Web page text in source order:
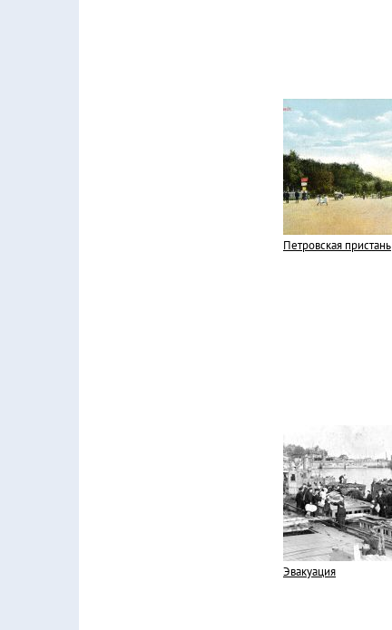
Петровская пристань
Эвакуация